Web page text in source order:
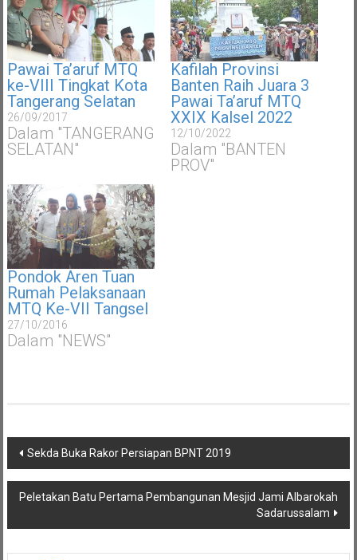
Pawai Ta’aruf MTQ
ke-VIII Tingkat Kota
Tangerang Selatan
26/09/2017
Dalam "TANGERANG
SELATAN"
Kafilah Provinsi
Banten Raih Juara 3
Pawai Ta’aruf MTQ
XXIX Kalsel 2022
12/10/2022
Dalam "BANTEN
PROV"
Pondok Aren Tuan
Rumah Pelaksanaan
MTQ Ke-VII Tangsel
27/10/2016
Dalam "NEWS"
Navigasi
pos
Sekda Buka Rakor Persiapan BPNT 2019
Peletakan Batu Pertama Pembangunan Mesjid Jami Albarokah
Sadarussalam